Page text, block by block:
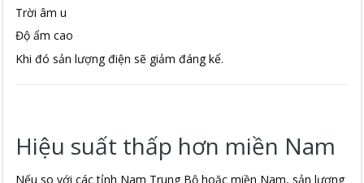
Trời âm u
Độ ẩm cao
Khi đó sản lượng điện sẽ giảm đáng kể.
Hiệu suất thấp hơn miền Nam
Nếu so với các tỉnh Nam Trung Bộ hoặc miền Nam, sản lượng